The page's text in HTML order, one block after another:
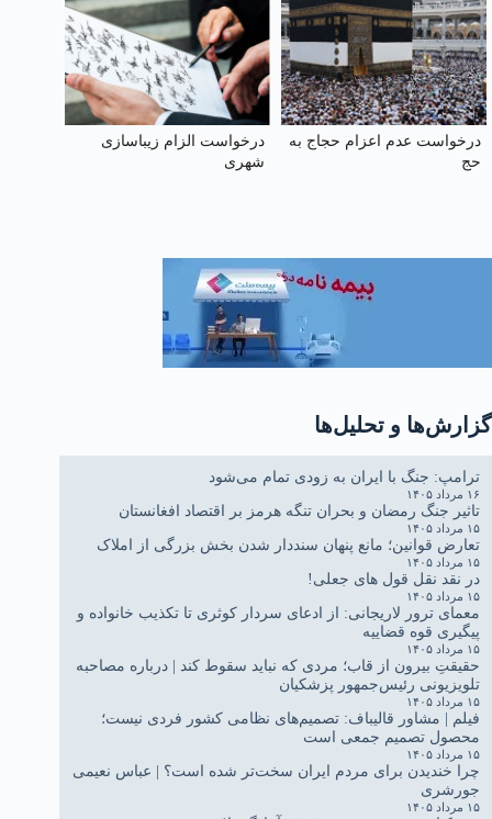
درخواست عدم اعزام حجاج به
حج
درخواست الزام زیبا‌سازی
شهری
گزارش‌ها و تحلیل‌ها
ترامپ: جنگ با ایران به زودی تمام می‌شود
۱۶ مرداد ۱۴۰۵
تاثیر جنگ رمضان و بحران تنگه هرمز بر اقتصاد افغانستان
۱۵ مرداد ۱۴۰۵
تعارض قوانین؛ مانع پنهان سنددار شدن بخش بزرگی از املاک
۱۵ مرداد ۱۴۰۵
در نقد نقل قول های جعلی!
۱۵ مرداد ۱۴۰۵
معمای ترور لاریجانی: از ادعای سردار کوثری تا تکذیب خانواده و
پیگیری قوه قضاییه
۱۵ مرداد ۱۴۰۵
حقیقتِ بیرون از قاب؛ مردی که نباید سقوط کند | درباره مصاحبه
تلویزیونی رئیس‌جمهور پزشکیان
۱۵ مرداد ۱۴۰۵
فیلم | مشاور قالیباف: تصمیم‌های نظامی کشور فردی نیست؛
محصول تصمیم جمعی است
۱۵ مرداد ۱۴۰۵
چرا خندیدن برای مردم ایران سخت‌تر شده است؟ | عباس نعیمی
جورشری
۱۵ مرداد ۱۴۰۵